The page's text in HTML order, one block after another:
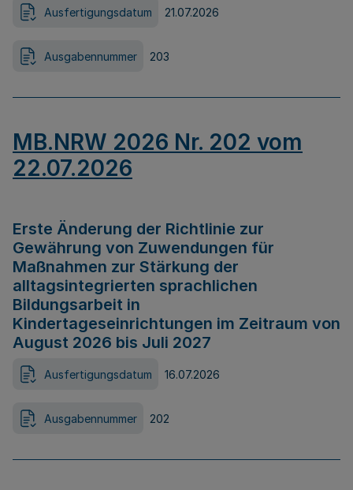
Ausfertigungsdatum 21.07.2026
Ausgabennummer 203
MB.NRW 2026 Nr. 202 vom
22.07.2026
Erste Änderung der Richtlinie zur
Gewährung von Zuwendungen für
Maßnahmen zur Stärkung der
alltagsintegrierten sprachlichen
Bildungsarbeit in
Kindertageseinrichtungen im Zeitraum von
August 2026 bis Juli 2027
Ausfertigungsdatum 16.07.2026
Ausgabennummer 202